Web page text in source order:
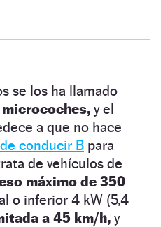
se los ha llamado
y el
a que no hace
conducir B para
de vehículos de
máximo de 350
o inferior 4 kW (5,4
a 45 km/h, y